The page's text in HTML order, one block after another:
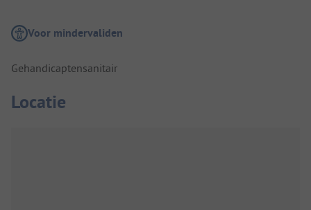
Voor mindervaliden
Gehandicaptensanitair
Locatie